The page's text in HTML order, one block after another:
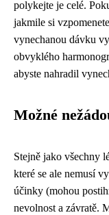
polykejte je celé.
jakmile si
vynechanou dávku
obvyklého
abyste nahradil
Možné
Stejně jako všechny
které se ale nemusí
účinky (mohou
nevolnost a závratě.